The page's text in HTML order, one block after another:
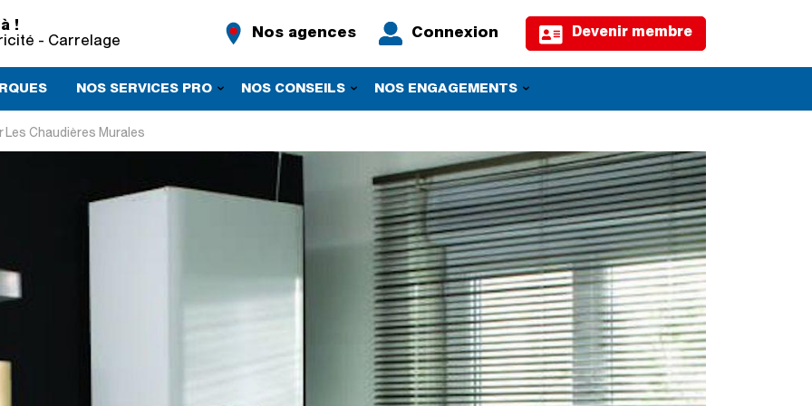
!
- Carrelage
Nos agences Connexion Devenir membre
NOS SERVICES PRO NOS CONSEILS NOS ENGAGEMENTS
Les Chaudières Murales